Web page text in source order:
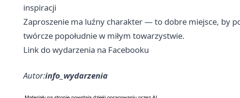
inspiracji
Zaproszenie ma luźny charakter — to dobre miejsce, by
twórcze popołudnie w miłym towarzystwie.
Link do wydarzenia na Facebooku
Autor:info_wydarzenia